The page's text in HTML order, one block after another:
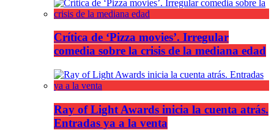
Crítica de ‘Pizza movies’. Irregular
comedia sobre la crisis de la mediana edad
Ray of Light Awards inicia la cuenta atrás.
Entradas ya a la venta